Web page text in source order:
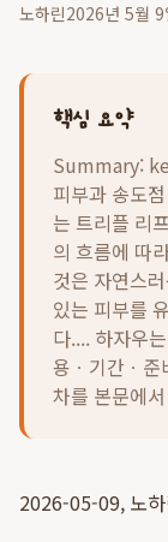
노하린2026년 5월 9
핵심 요약
Summary:
피부과 송도
는 트리플 리
의 흐름에 따
것은 자연스
있는 피부를
다.... 하자우
용ㆍ기간ㆍ준
차를 본문에
2026-05-09, 노하